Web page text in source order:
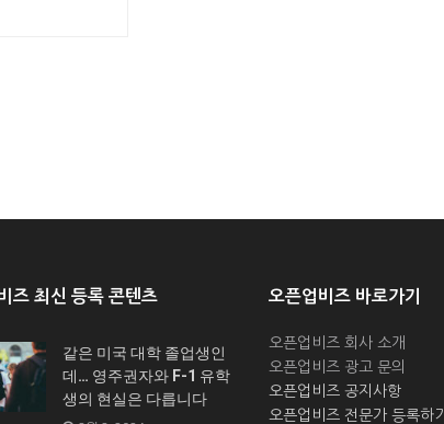
즈 최신 등록 콘텐츠
같은 미국 대학 졸업생인
데… 영주권자와 F-1 유학
생의 현실은 다릅니다
오픈업비즈 바로가기
오픈업비즈 회사 소개
오픈업비즈 광고 문의
오픈업비즈 공지사항
오픈업비즈 전문가 등록하기